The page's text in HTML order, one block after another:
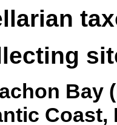
Bay
Coast,